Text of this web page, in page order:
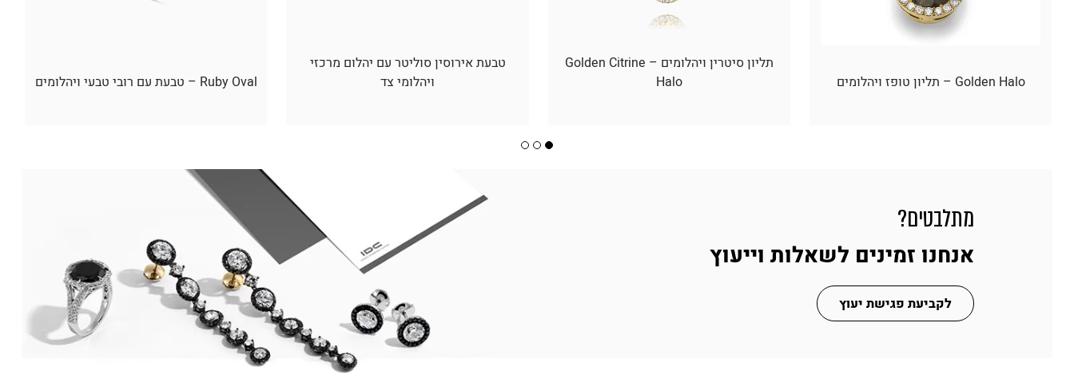
Golden Halo – תליון טופז ויהלומים
תליון סיטרין ויהלומים – Golden Citrine
Halo
טבעת אירוסין סוליטר עם יהלום מרכזי
ויהלומי צד
Ruby Oval – טבעת עם רובי טבעי ויהלומים
מתלבטים?
אנחנו זמינים לשאלות וייעוץ
לקביעת פגישת יעוץ